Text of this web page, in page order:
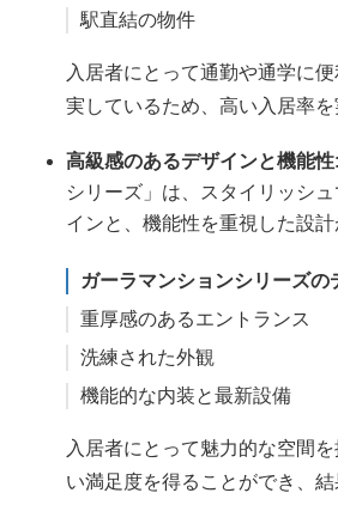
駅直結の物件
入居者にとって通勤や通学に
実しているため、高い入居率を
高級感のあるデザインと機能性
シリーズ」は、スタイリッシ
インと、機能性を重視した設計
ガーラマンションシリーズの
重厚感のあるエントランス
洗練された外観
機能的な内装と最新設備
入居者にとって魅力的な空間
い満足度を得ることができ、